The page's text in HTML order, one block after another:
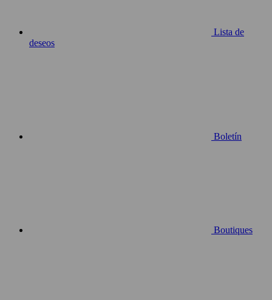
Lista de
deseos
Boletín
Boutiques